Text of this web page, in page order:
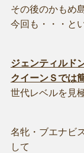
その後のかもめ
今回も・・・と
ジェンティルド
クイーンＳでは
世代レベルを見
名牝・ブエナビ
して